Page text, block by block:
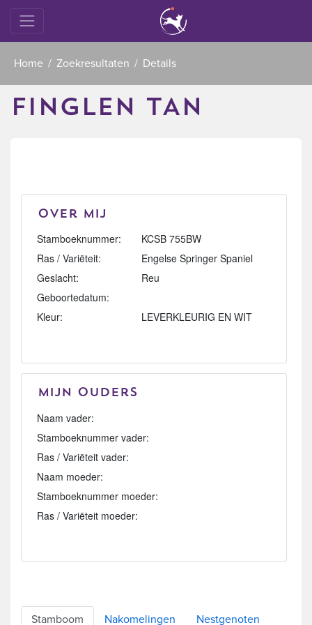
Home Zoekresultaten Details
FINGLEN TAN
Over mij
Stamboeknummer:
KCSB 755BW
Ras / Variëteit:
Engelse Springer Spaniel
Geslacht:
Reu
Geboortedatum:
Kleur:
LEVERKLEURIG EN WIT
Mijn Ouders
Naam vader:
Stamboeknummer vader:
Ras / Variëteit vader:
Naam moeder:
Stamboeknummer moeder:
Ras / Variëteit moeder:
Stamboom Nakomelingen Nestgenoten